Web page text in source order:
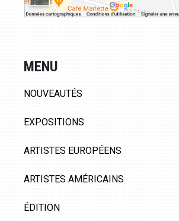
MENU
NOUVEAUTÉS
EXPOSITIONS
ARTISTES EUROPÉENS
ARTISTES AMÉRICAINS
ÉDITION